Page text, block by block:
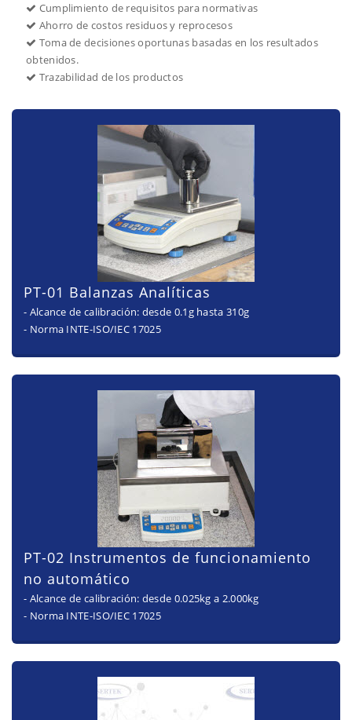
Cumplimiento de requisitos para normativas
Ahorro de costos residuos y reprocesos
Toma de decisiones oportunas basadas en los resultados
obtenidos.
Trazabilidad de los productos
PT-01 Balanzas Analíticas
- Alcance de calibración: desde 0.1g hasta 310g
- Norma INTE-ISO/IEC 17025
PT-02 Instrumentos de funcionamiento
no automático
- Alcance de calibración: desde 0.025kg a 2.000kg
- Norma INTE-ISO/IEC 17025